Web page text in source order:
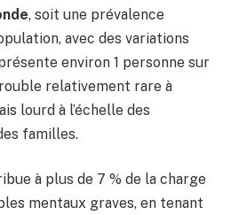
, soit une prévalence
avec des variations
environ 1 personne sur
relativement rare à
lourd à l’échelle des
familles.
à plus de 7 % de la charge
mentaux graves, en tenant